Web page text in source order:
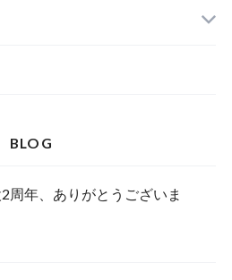
BLOG
周年、ありがとうございま